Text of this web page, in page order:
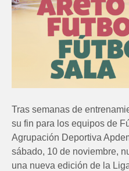
Tras semanas de
su fin para los equipos de
Agrupación Deportiva
sábado, 10 de noviembre,
una nueva edición de la